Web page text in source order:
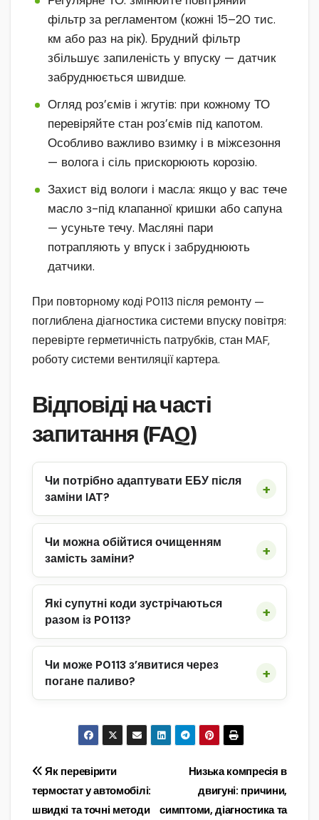
фільтр за регламентом (кожні 15–20 тис.
км або раз на рік). Брудний фільтр
збільшує запиленість у впуску — датчик
забруднюється швидше.
Огляд роз’ємів і жгутів: при кожному ТО
перевіряйте стан роз’ємів під капотом.
Особливо важливо взимку і в міжсезоння
— волога і сіль прискорюють корозію.
Захист від вологи і масла: якщо у вас тече
масло з-під клапанної кришки або сапуна
— усуньте течу. Масляні пари
потрапляють у впуск і забруднюють
датчики.
При повторному коді P0113 після ремонту —
поглиблена діагностика системи впуску повітря:
перевірте герметичність патрубків, стан MAF,
роботу системи вентиляції картера.
Відповіді на часті
запитання (FAQ)
Чи потрібно адаптувати ЕБУ після
заміни IAT?
Чи можна обійтися очищенням
замість заміни?
Які супутні коди зустрічаються
разом із P0113?
Чи може P0113 з’явитися через
погане паливо?
Навігація
записів
Низька компресія в
двигуні: причини,
симптоми, діагностика та
Як перевірити
термостат у автомобілі:
швидкі та точні методи